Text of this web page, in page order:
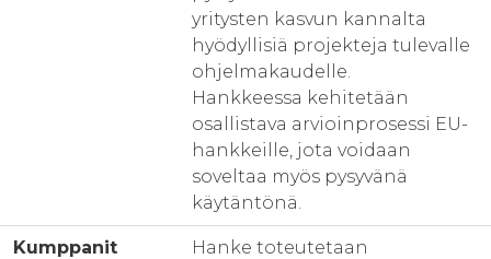
yritysten kasvun kannalta
hyödyllisiä projekteja tulevalle
ohjelmakaudelle.
Hankkeessa kehitetään
osallistava arvioinprosessi EU-
hankkeille, jota voidaan
soveltaa myös pysyvänä
käytäntönä.
Kumppanit
Hanke toteutetaan